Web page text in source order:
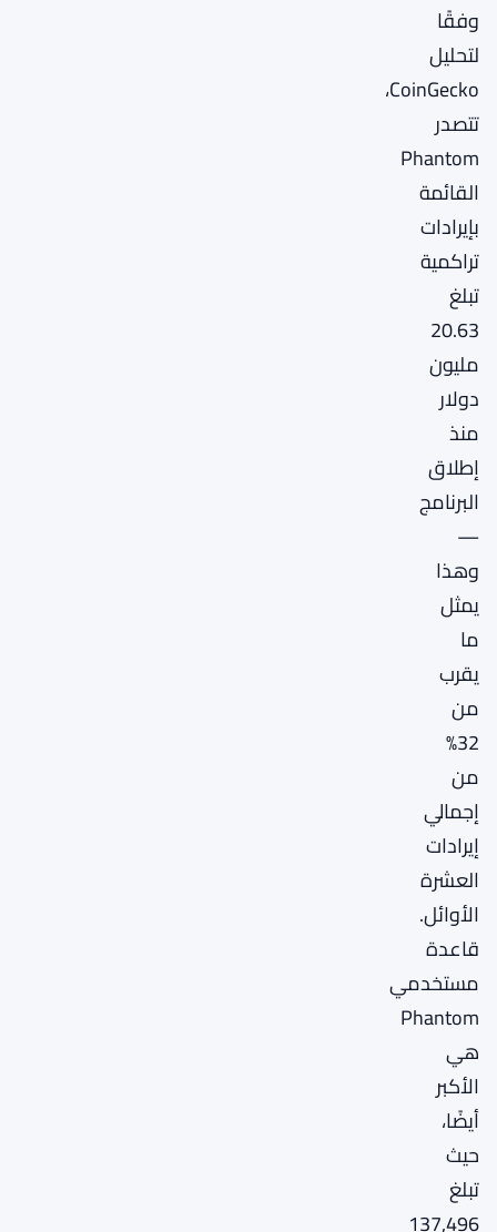
وفقًا
لتحليل
CoinGecko،
تتصدر
Phantom
القائمة
بإيرادات
تراكمية
تبلغ
20.63
مليون
دولار
منذ
إطلاق
البرنامج
—
وهذا
يمثل
ما
يقرب
من
32%
من
إجمالي
إيرادات
العشرة
الأوائل.
قاعدة
مستخدمي
Phantom
هي
الأكبر
أيضًا،
حيث
تبلغ
137,496